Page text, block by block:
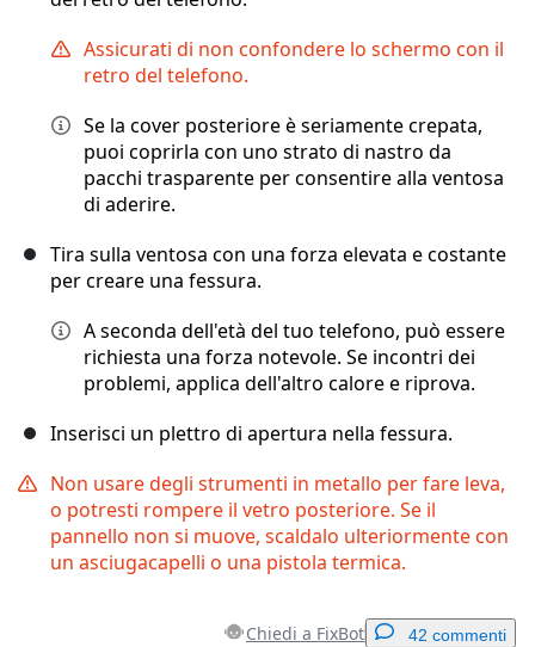
Assicurati di non confondere lo schermo con il
retro del telefono.
Se la cover posteriore è seriamente crepata,
puoi coprirla con uno strato di nastro da
pacchi trasparente per consentire alla ventosa
di aderire.
Tira sulla ventosa con una forza elevata e costante
per creare una fessura.
A seconda dell'età del tuo telefono, può essere
richiesta una forza notevole. Se incontri dei
problemi, applica dell'altro calore e riprova.
Inserisci un plettro di apertura nella fessura.
Non usare degli strumenti in metallo per fare leva,
o potresti rompere il vetro posteriore. Se il
pannello non si muove, scaldalo ulteriormente con
un asciugacapelli o una pistola termica.
Chiedi a FixBot 42 commenti